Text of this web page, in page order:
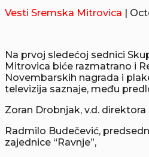
Vesti Sremska Mitrovica |
Na prvoj sledećoj sednici
Mitrovica biće razmatrano i
Novembarskih nagrada i
televizija saznaje, među
Zoran Drobnjak, v.d. direktora
Radmilo Budečević,
zajednice “Ravnje”,